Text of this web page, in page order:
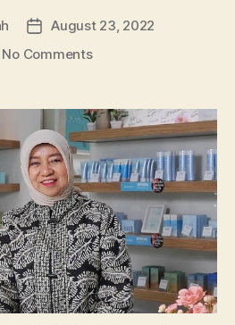
PostAugust 23, 2022
No Commentson
CEO
Wardah,
Nurhayati
Subakat
Jadikan
Perusahaan
Kosemetik
Multinasional